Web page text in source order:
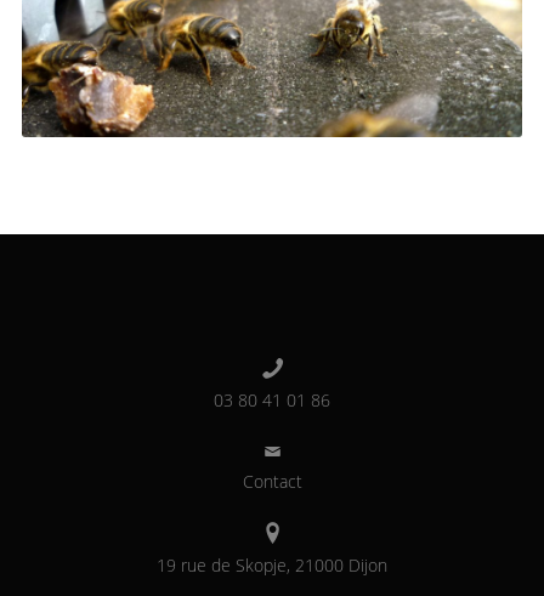
03 80 41 01 86
Contact
19 rue de Skopje, 21000 Dijon